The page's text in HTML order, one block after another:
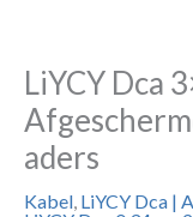
LiYCY Dca
aders
Kabel, LiYCY Dca |